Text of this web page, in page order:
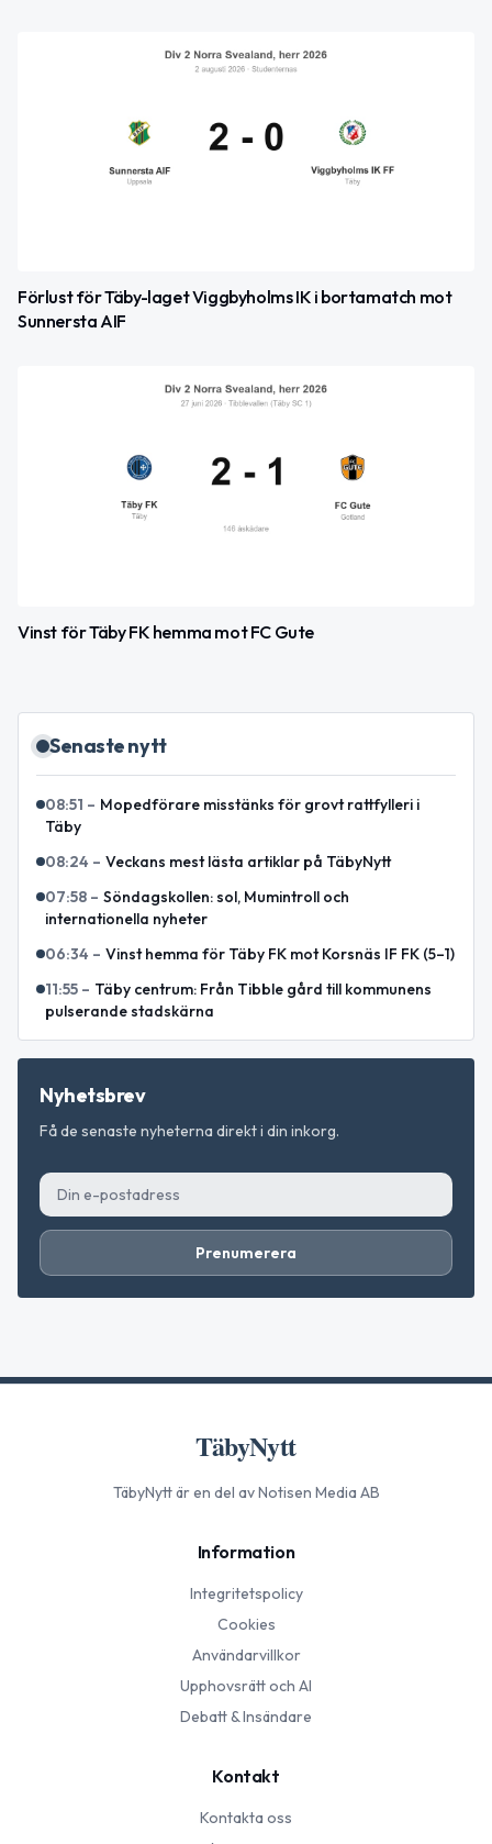
Förlust för Täby-laget Viggbyholms IK i bortamatch mot
Sunnersta AIF
Vinst för Täby FK hemma mot FC Gute
Senaste nytt
08:51 – Mopedförare misstänks för grovt rattfylleri i
Täby
08:24 – Veckans mest lästa artiklar på TäbyNytt
07:58 – Söndagskollen: sol, Mumintroll och
internationella nyheter
06:34 – Vinst hemma för Täby FK mot Korsnäs IF FK (5–1)
11:55 – Täby centrum: Från Tibble gård till kommunens
pulserande stadskärna
Nyhetsbrev
Få de senaste nyheterna direkt i din inkorg.
Prenumerera
TäbyNytt
TäbyNyttär en del av Notisen Media AB
Information
Integritetspolicy
Cookies
Användarvillkor
Upphovsrätt och AI
Debatt & Insändare
Kontakt
Kontakta oss